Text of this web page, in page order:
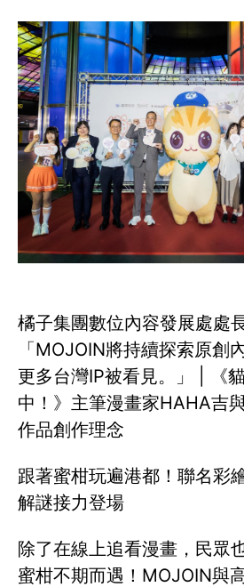
橘子集團數位內容發展處處
「MOJOIN將持續探索原創
更多台灣IP被看見。」 | 《
中！》主筆漫畫家HAHA吉
作品創作理念
跟著蜜柑玩遍港都！聯名彩
解謎接力登場
除了在線上追看漫畫，民眾
蜜柑不期而遇！MOJOIN與